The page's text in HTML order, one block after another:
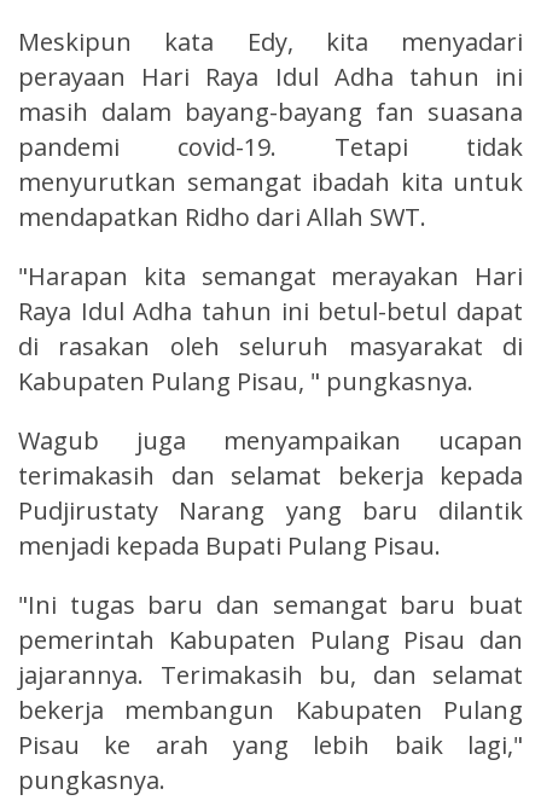
Meskipun kata Edy, kita menyadari
perayaan Hari Raya Idul Adha tahun ini
masih dalam bayang-bayang fan suasana
pandemi covid-19. Tetapi tidak
menyurutkan semangat ibadah kita untuk
mendapatkan Ridho dari Allah SWT.
"Harapan kita semangat merayakan Hari
Raya Idul Adha tahun ini betul-betul dapat
di rasakan oleh seluruh masyarakat di
Kabupaten Pulang Pisau, " pungkasnya.
Wagub juga menyampaikan ucapan
terimakasih dan selamat bekerja kepada
Pudjirustaty Narang yang baru dilantik
menjadi kepada Bupati Pulang Pisau.
"Ini tugas baru dan semangat baru buat
pemerintah Kabupaten Pulang Pisau dan
jajarannya. Terimakasih bu, dan selamat
bekerja membangun Kabupaten Pulang
Pisau ke arah yang lebih baik lagi,"
pungkasnya.